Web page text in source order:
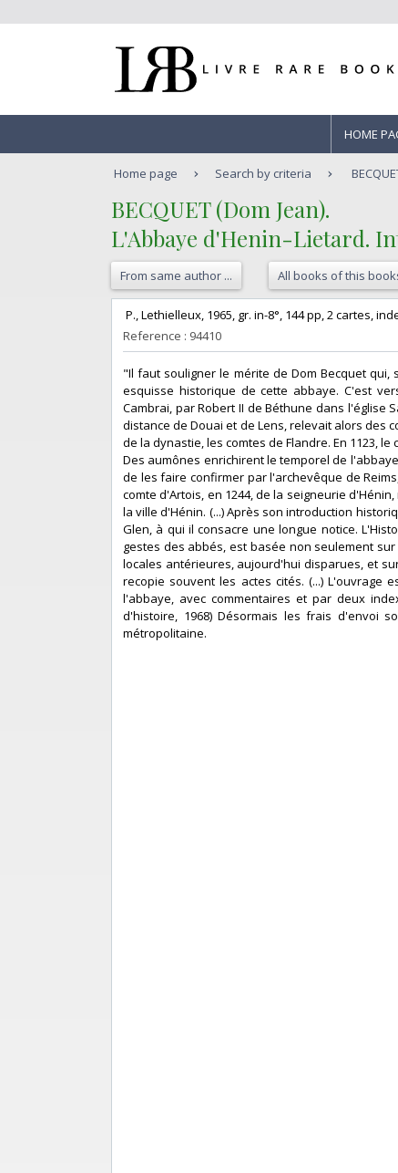
HOME
Home page Search by criteria
‎BECQUET (Dom Jean).‎
‎L'Abbaye d'Henin-Lietard.
From same author ... All books of this
P., Lethielleux, 1965, gr. in-8°, 144 pp, 2 cartes,
Reference : 94410
‎"Il faut souligner le mérite de Dom Becquet
esquisse historique de cette abbaye. C'est
Cambrai, par Robert II de Béthune dans l'église
distance de Douai et de Lens, relevait alors des
de la dynastie, les comtes de Flandre. En 1123,
Des aumônes enrichirent le temporel de
de les faire confirmer par l'archevêque de
comte d'Artois, en 1244, de la seigneurie
la ville d'Hénin. (...) Après son introduction
Glen, à qui il consacre une longue notice.
gestes des abbés, est basée non seulement
locales antérieures, aujourd'hui disparues, et
recopie souvent les actes cités. (...)
l'abbaye, avec commentaires et par deux
d'histoire, 1968) Désormais les frais d'envoi
métropolitaine.‎